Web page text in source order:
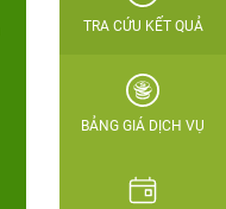
TRA CỨU KẾT QUẢ
BẢNG GIÁ DỊCH VỤ